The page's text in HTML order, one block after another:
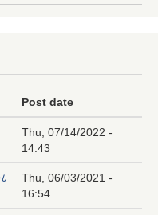
Post date
Thu, 07/14/2022 -
14:43
Thu, 06/03/2021 -
16:54